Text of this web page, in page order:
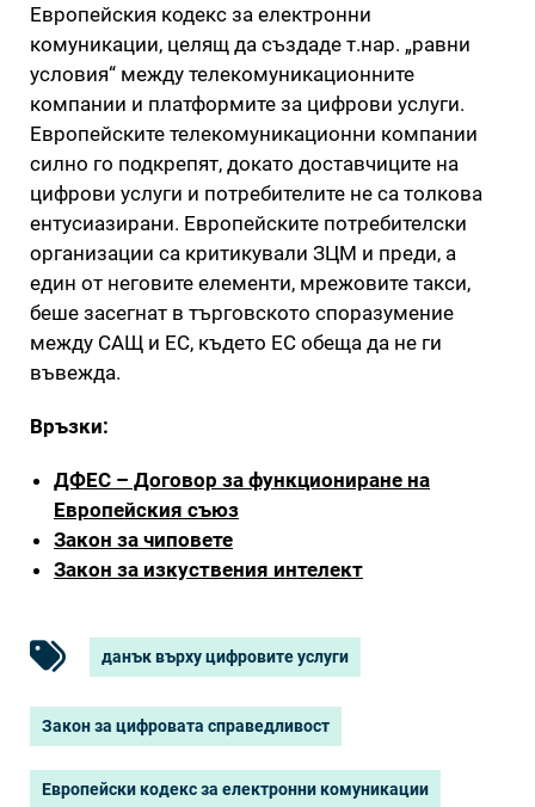
Европейския кодекс за електронни
комуникации, целящ да създаде т.нар. „равни
условия“ между телекомуникационните
компании и платформите за цифрови услуги.
Европейските телекомуникационни компании
силно го подкрепят, докато доставчиците на
цифрови услуги и потребителите не са толкова
ентусиазирани. Европейските потребителски
организации са критикували ЗЦМ и преди, а
един от неговите елементи, мрежовите такси,
беше засегнат в търговското споразумение
между САЩ и ЕС, където ЕС обеща да не ги
въвежда.
Връзки:
ДФЕС – Договор за функциониране на
Европейския съюз
Закон за чиповете
Закон за изкуствения интелект
данък върху цифровите услуги
Закон за цифровата справедливост
Европейски кодекс за електронни комуникации